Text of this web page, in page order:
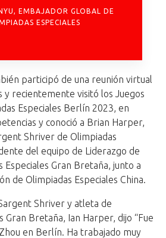
EMBAJADOR GLOBAL DE
ESPECIALES
participó de una reunión virtual
y recientemente visitó los Juegos
Especiales Berlín 2023, en
y conoció a Brian Harper,
Shriver de Olimpiadas
del equipo de Liderazgo de
Especiales Gran Bretaña, junto a
de Olimpiadas Especiales China.
Shriver y atleta de
Gran Bretaña, Ian Harper, dijo “Fue
en Berlín. Ha trabajado muy